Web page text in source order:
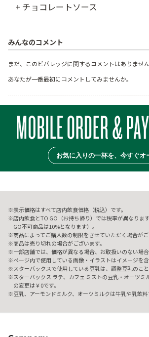
+ チョコレートソース
みんなのコメント
まだ、このビバレッジに関するコメントはありません
あなたが一番最初にコメントしてみませんか。
お気に入りの一杯を、今すぐオ
表示価格はすべて店内飲食価格（税込）です。
店内飲食とTO GO（お持ち帰り）では税率が異なりま
GO不可商品は10%となります）。
商品によってご購入数の制限をさせていただく場合がご
商品は売り切れの場合がございます。
一部店舗では、価格が異なる場合、お取扱いのない場合
ページ内で使用している画像・イラストはイメージを含
スターバックスで使用している豆乳は、調整豆乳のこと
スターバックス ラテ、カフェ ミストの豆乳・オーツミ
の変更は￥0です。
豆乳、アーモンドミルク、オーツミルクは牛乳や乳飲料